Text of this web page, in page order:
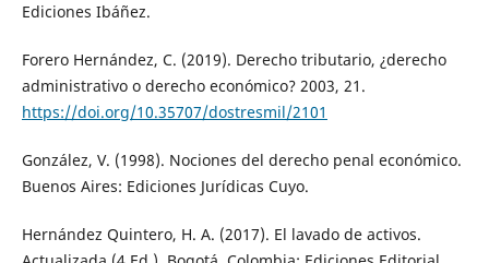
Ediciones Ibáñez.
Forero Hernández, C. (2019). Derecho tributario, ¿derecho
administrativo o derecho económico? 2003, 21.
https://doi.org/10.35707/dostresmil/2101
González, V. (1998). Nociones del derecho penal económico.
Buenos Aires: Ediciones Jurídicas Cuyo.
Hernández Quintero, H. A. (2017). El lavado de activos.